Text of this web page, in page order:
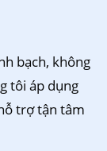
bạch, không
tôi áp dụng
trợ tận tâm